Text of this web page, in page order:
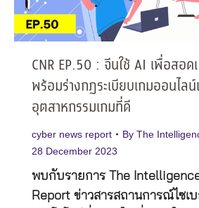
CNR EP.50 : จีนใช้ AI เพื่อสอ
พร้อมร่างกฎระเบียบเกมออนไล
อุตสาหกรรมเกมที่ดี
cyber news report By The
28 December 2023
พบกับรายการ The
Report ข่าวสารสถานการณ์ไซเ